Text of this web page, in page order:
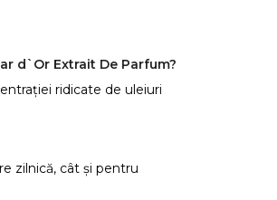
d`Or Extrait De Parfum?
ridicate de uleiuri
zilnică, cât și pentru